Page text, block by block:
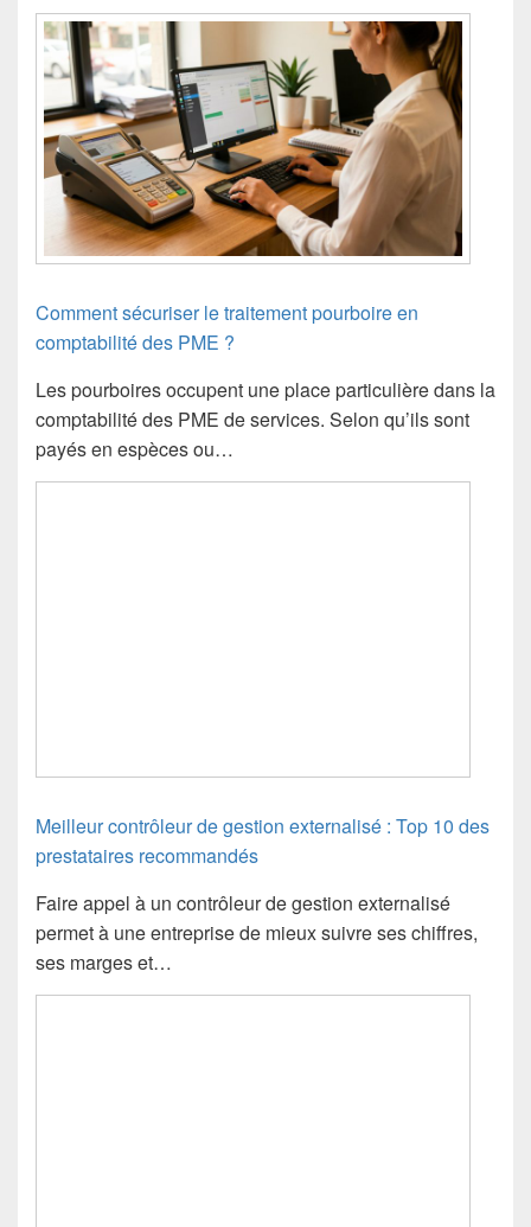
Comment sécuriser le traitement pourboire en
comptabilité des PME ?
Les pourboires occupent une place particulière dans la
comptabilité des PME de services. Selon qu’ils sont
payés en espèces ou…
Meilleur contrôleur de gestion externalisé : Top 10 des
prestataires recommandés
Faire appel à un contrôleur de gestion externalisé
permet à une entreprise de mieux suivre ses chiffres,
ses marges et…